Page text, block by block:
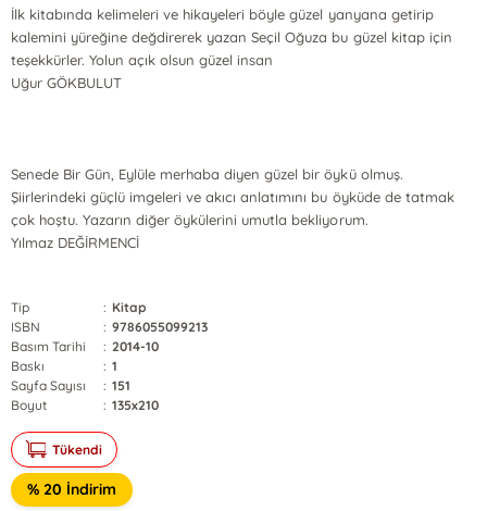
İlk kitabında kelimeleri ve hikayeleri böyle güzel yanyana getirip
kalemini yüreğine değdirerek yazan Seçil Oğuza bu güzel kitap için
teşekkürler. Yolun açık olsun güzel insan
Uğur GÖKBULUT
Senede Bir Gün, Eylüle merhaba diyen güzel bir öykü olmuş.
Şiirlerindeki güçlü imgeleri ve akıcı anlatımını bu öyküde de tatmak
çok hoştu. Yazarın diğer öykülerini umutla bekliyorum.
Yılmaz DEĞİRMENCİ
Tip : Kitap
ISBN
: 9786055099213
Basım Tarihi
: 2014-10
Baskı
: 1
Sayfa Sayısı
: 151
Boyut
: 135x210
Tükendi
% 20 İndirim